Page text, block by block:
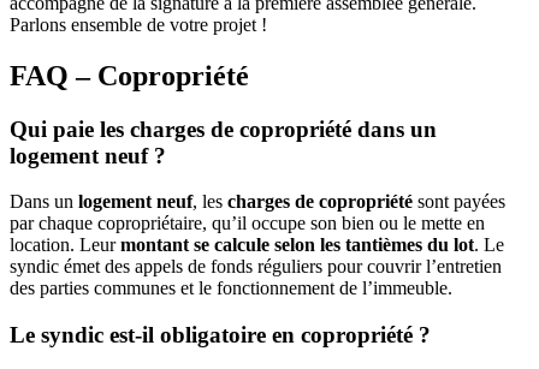
Parlons ensemble de votre projet !
FAQ – Copropriété
Qui paie les charges de copropriété dans un
logement neuf ?
Dans un logement neuf, les charges de copropriété sont payées
par chaque copropriétaire, qu’il occupe son bien ou le mette en
location. Leurmontant se calcule selon les tantièmes du lot. Le
syndic émet des appels de fonds réguliers pour couvrir l’entretien
des parties communes et le fonctionnement de l’immeuble.
Le syndic est-il obligatoire en copropriété ?